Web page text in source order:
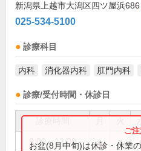
新潟県上越市大潟区四ツ屋浜686
025-534-5100
診療科目
内科 消化器内科 肛門内科
診療/受付時間・休診日
9:00～12:00 ● ●
お盆(8月中旬)は休診・休業